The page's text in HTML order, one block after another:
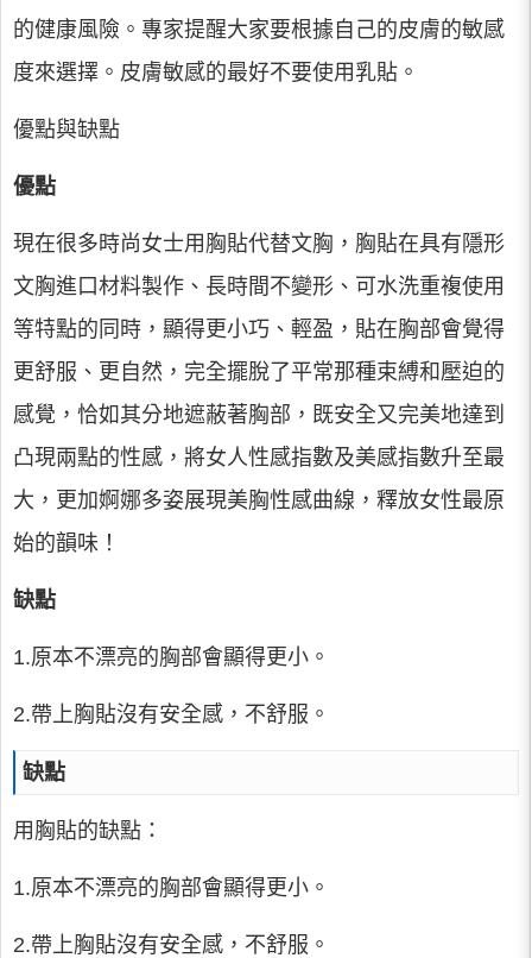
的健康風險。專家提醒大家要根據自己的皮膚的敏感
度來選擇。皮膚敏感的最好不要使用乳貼。
優點與缺點
優點
現在很多時尚女士用胸貼代替文胸，胸貼在具有隱形
文胸進口材料製作、長時間不變形、可水洗重複使用
等特點的同時，顯得更小巧、輕盈，貼在胸部會覺得
更舒服、更自然，完全擺脫了平常那種束縛和壓迫的
感覺，恰如其分地遮蔽著胸部，既安全又完美地達到
凸現兩點的性感，將女人性感指數及美感指數升至最
大，更加婀娜多姿展現美胸性感曲線，釋放女性最原
始的韻味！
缺點
1.原本不漂亮的胸部會顯得更小。
2.帶上胸貼沒有安全感，不舒服。
缺點
用胸貼的缺點：
1.原本不漂亮的胸部會顯得更小。
2.帶上胸貼沒有安全感，不舒服。